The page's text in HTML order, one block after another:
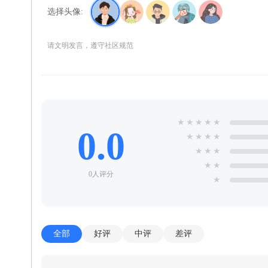
选择头像:
请文明发言，遵守社区规范
0.0
0人评分
★ ★ ★ ★ ★
★ ★ ★ ★
★ ★ ★
★ ★
★
全部 好评 中评 差评